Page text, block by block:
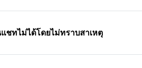
ชทไม่ได้โดยไม่ทราบสาเหตุ